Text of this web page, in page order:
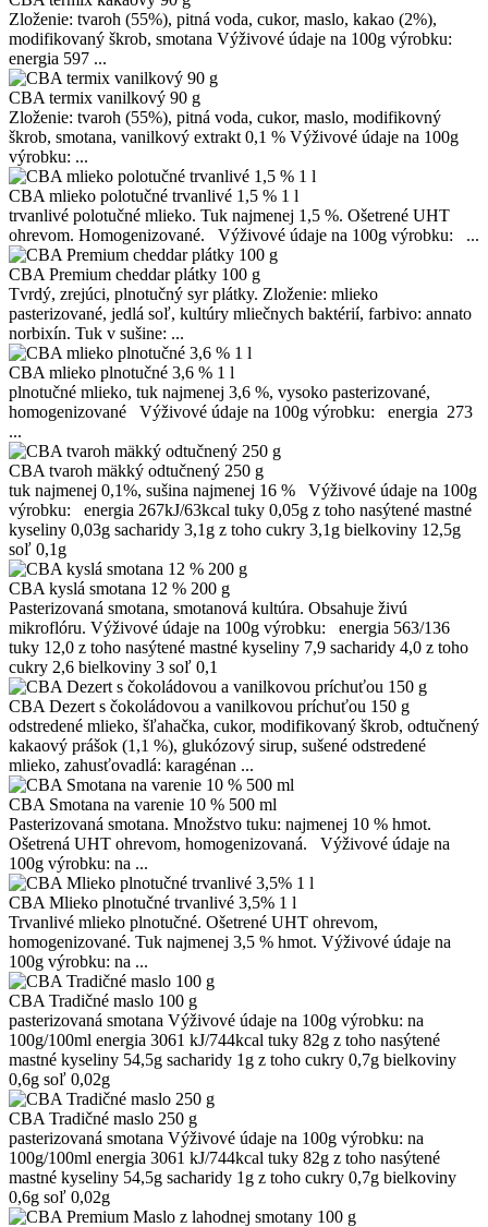
Zloženie: tvaroh (55%), pitná voda, cukor, maslo, kakao (2%),
modifikovaný škrob, smotana Výživové údaje na 100g výrobku:
energia 597 ...
CBA termix vanilkový 90 g
Zloženie: tvaroh (55%), pitná voda, cukor, maslo, modifikovný
škrob, smotana, vanilkový extrakt 0,1 % Výživové údaje na 100g
výrobku: ...
CBA mlieko polotučné trvanlivé 1,5 % 1 l
trvanlivé polotučné mlieko. Tuk najmenej 1,5 %. Ošetrené UHT
ohrevom. Homogenizované. Výživové údaje na 100g výrobku: ...
CBA Premium cheddar plátky 100 g
Tvrdý, zrejúci, plnotučný syr plátky. Zloženie: mlieko
pasterizované, jedlá soľ, kultúry mliečnych baktérií, farbivo: annato
norbixín. Tuk v sušine: ...
CBA mlieko plnotučné 3,6 % 1 l
plnotučné mlieko, tuk najmenej 3,6 %, vysoko pasterizované,
homogenizované Výživové údaje na 100g výrobku: energia 273
...
CBA tvaroh mäkký odtučnený 250 g
tuk najmenej 0,1%, sušina najmenej 16 % Výživové údaje na 100g
výrobku: energia 267kJ/63kcal tuky 0,05g z toho nasýtené mastné
kyseliny 0,03g sacharidy 3,1g z toho cukry 3,1g bielkoviny 12,5g
soľ 0,1g
CBA kyslá smotana 12 % 200 g
Pasterizovaná smotana, smotanová kultúra. Obsahuje živú
mikroflóru. Výživové údaje na 100g výrobku: energia 563/136
tuky 12,0 z toho nasýtené mastné kyseliny 7,9 sacharidy 4,0 z toho
cukry 2,6 bielkoviny 3 soľ 0,1
CBA Dezert s čokoládovou a vanilkovou príchuťou 150 g
odstredené mlieko, šľahačka, cukor, modifikovaný škrob, odtučnený
kakaový prášok (1,1 %), glukózový sirup, sušené odstredené
mlieko, zahusťovadlá: karagénan ...
CBA Smotana na varenie 10 % 500 ml
Pasterizovaná smotana. Množstvo tuku: najmenej 10 % hmot.
Ošetrená UHT ohrevom, homogenizovaná. Výživové údaje na
100g výrobku: na ...
CBA Mlieko plnotučné trvanlivé 3,5% 1 l
Trvanlivé mlieko plnotučné. Ošetrené UHT ohrevom,
homogenizované. Tuk najmenej 3,5 % hmot. Výživové údaje na
100g výrobku: na ...
CBA Tradičné maslo 100 g
pasterizovaná smotana Výživové údaje na 100g výrobku: na
100g/100ml energia 3061 kJ/744kcal tuky 82g z toho nasýtené
mastné kyseliny 54,5g sacharidy 1g z toho cukry 0,7g bielkoviny
0,6g soľ 0,02g
CBA Tradičné maslo 250 g
pasterizovaná smotana Výživové údaje na 100g výrobku: na
100g/100ml energia 3061 kJ/744kcal tuky 82g z toho nasýtené
mastné kyseliny 54,5g sacharidy 1g z toho cukry 0,7g bielkoviny
0,6g soľ 0,02g